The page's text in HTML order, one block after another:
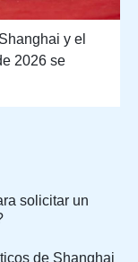
y el
2026 se
solicitar un
de Shanghai